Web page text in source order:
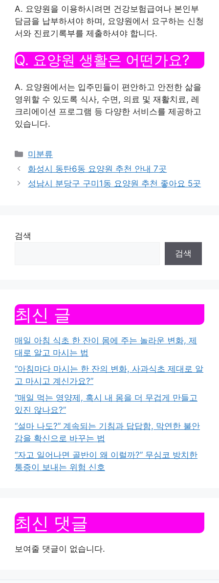
A. 요양원을 이용하시려면 건강보험급여나 본인부
담금을 납부하셔야 하며, 요양원에서 요구하는 신청
서와 진료기록부를 제출하셔야 합니다.
Q. 요양원 생활은 어떤가요?
A. 요양원에서는 입주민들이 편안하고 안전한 삶을
영위할 수 있도록 식사, 수면, 의료 및 재활치료, 레
크리에이션 프로그램 등 다양한 서비스를 제공하고
있습니다.
Categories
미분류
화성시 동탄6동 요양원 추천 안내 7곳
성남시 분당구 구미1동 요양원 추천 좋아요 5곳
검색
검색
최신 글
매일 아침 식초 한 잔이 몸에 주는 놀라운 변화, 제
대로 알고 마시는 법
“아침마다 마시는 한 잔의 변화, 사과식초 제대로 알
고 마시고 계신가요?”
“매일 먹는 영양제, 혹시 내 몸을 더 무겁게 만들고
있진 않나요?”
“설마 나도?” 계속되는 기침과 답답함, 막연한 불안
감을 확신으로 바꾸는 법
“자고 일어나면 골반이 왜 이럴까?” 무심코 방치한
통증이 보내는 위험 신호
최신 댓글
보여줄 댓글이 없습니다.